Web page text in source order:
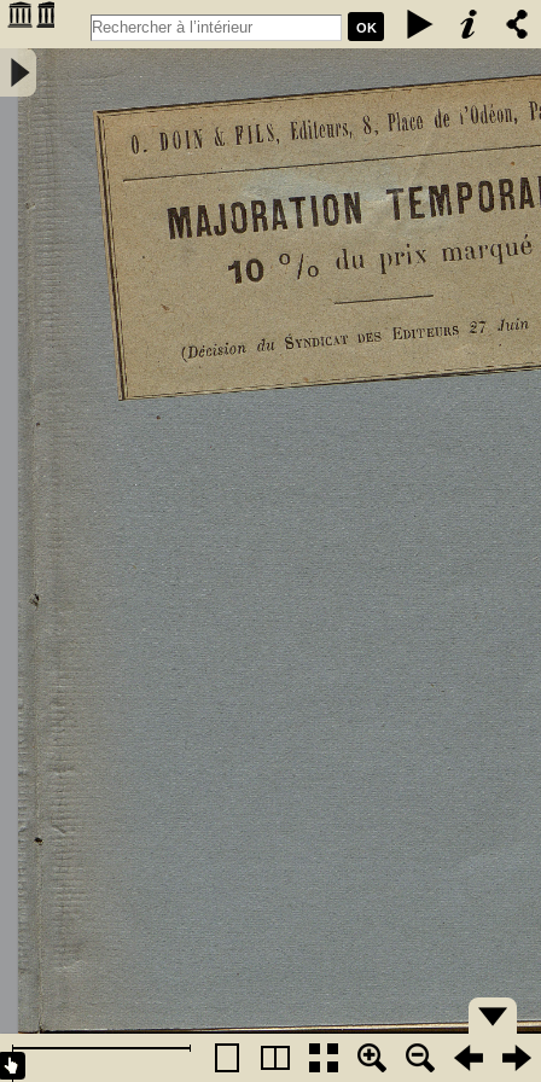
OK
L'Astronomie, observations, théorie et vulgarisation générale / par
Marcel Moye,... - Moye, Marcel (1873-1939). Auteur